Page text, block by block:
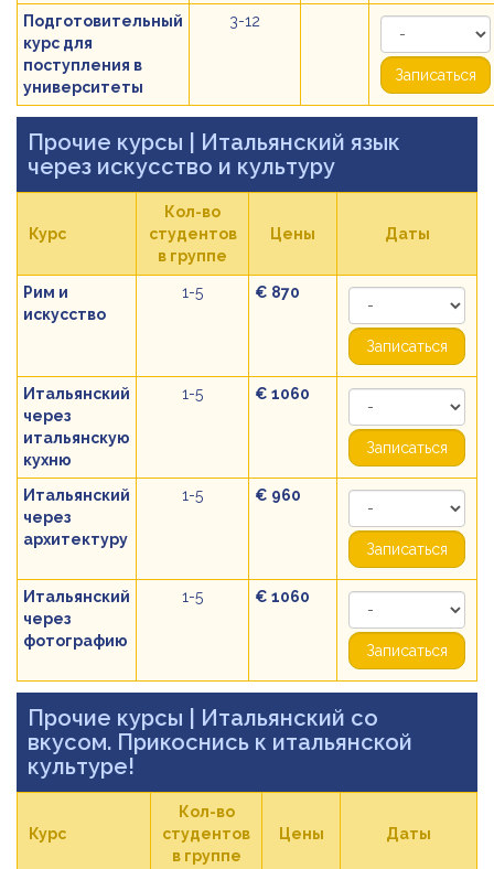
Подготовительный
курс для
поступления в
университеты
3-12
Записаться
Прочие курсы | Итальянский язык
через искусство и культуру
Курс
Кол-во
студентов
в группе
Цены Даты
Рим и
искусство
1-5 € 870
Записаться
Итальянский
через
итальянскую
кухню
1-5 € 1060
Записаться
Итальянский
через
архитектуру
1-5 € 960
Записаться
Итальянский
через
фотографию
1-5 € 1060
Записаться
Прочие курсы | Итальянский со
вкусом. Прикоснись к итальянской
культуре!
Курс
Кол-во
студентов
в группе
Цены Даты